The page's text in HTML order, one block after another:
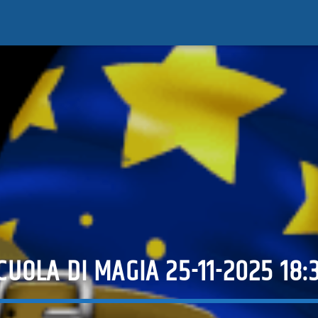
DI MAGIA 25-11-2025